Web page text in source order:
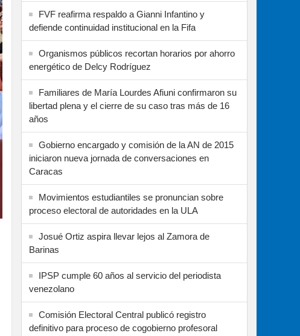
FVF reafirma respaldo a Gianni Infantino y
defiende continuidad institucional en la Fifa
Organismos públicos recortan horarios por ahorro
energético de Delcy Rodríguez
Familiares de María Lourdes Afiuni confirmaron su
libertad plena y el cierre de su caso tras más de 16
años
Gobierno encargado y comisión de la AN de 2015
iniciaron nueva jornada de conversaciones en
Caracas
Movimientos estudiantiles se pronuncian sobre
proceso electoral de autoridades en la ULA
Josué Ortiz aspira llevar lejos al Zamora de
Barinas
IPSP cumple 60 años al servicio del periodista
venezolano
Comisión Electoral Central publicó registro
definitivo para proceso de cogobierno profesoral